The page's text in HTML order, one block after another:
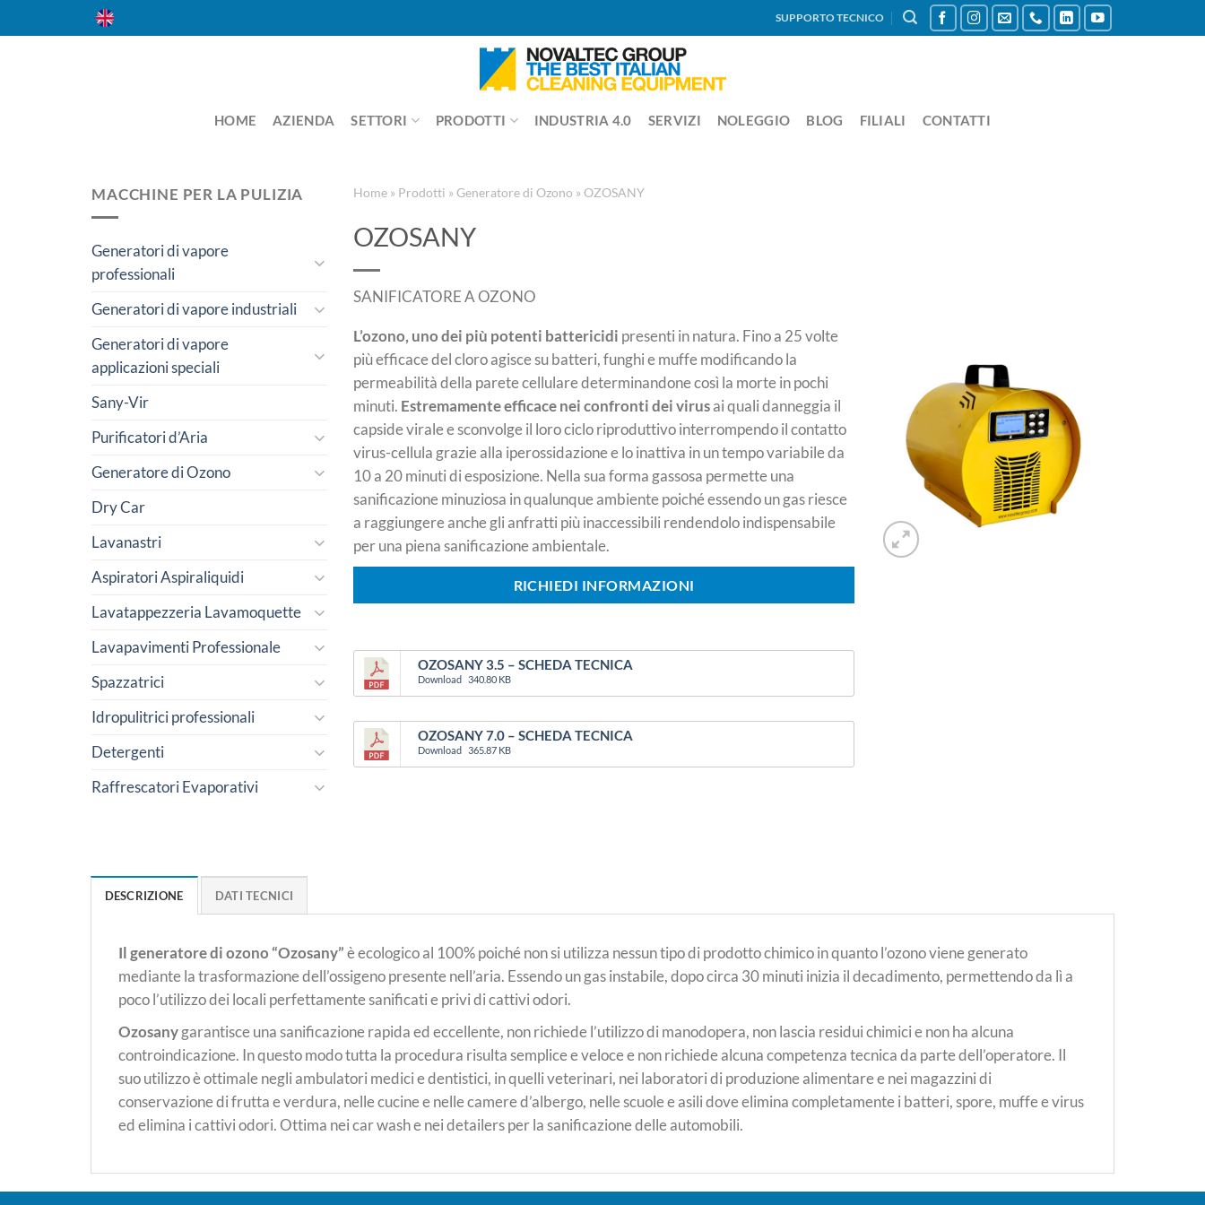
ai
SUPPORTO TECNICO
HOME AZIENDA SETTORI PRODOTTI INDUSTRIA 4.0 SERVIZI NOLEGGIO BLOG FILIALI CONTATTI
MACCHINE PER LA PULIZIA
Generatori di vapore
professionali
Generatori di vapore industriali
Generatori di vapore
applicazioni speciali
Sany-Vir
Purificatori d’Aria
Generatore di Ozono
Dry Car
Lavanastri
Aspiratori Aspiraliquidi
Lavatappezzeria Lavamoquette
Lavapavimenti Professionale
Spazzatrici
Idropulitrici professionali
Detergenti
Raffrescatori Evaporativi
Home » Prodotti »Generatore di Ozono »OZOSANY
OZOSANY
SANIFICATORE A OZONO
L’ozono, uno dei più potenti battericidi presenti in natura. Fino a 25 volte
più efficace del cloro agisce su batteri, funghi e muffe modificando la
permeabilità della parete cellulare determinandone così la morte in pochi
minuti. Estremamente efficace nei confronti dei virusai quali danneggia il
capside virale e sconvolge il loro ciclo riproduttivo interrompendo il contatto
virus-cellula grazie alla iperossidazione e lo inattiva in un tempo variabile da
10 a 20 minuti di esposizione. Nella sua forma gassosa permette una
sanificazione minuziosa in qualunque ambiente poiché essendo un gas riesce
a raggiungere anche gli anfratti più inaccessibili rendendolo indispensabile
per una piena sanificazione ambientale.
RICHIEDI INFORMAZIONI
OZOSANY 3.5 – SCHEDA TECNICA
Download 340.80 KB
OZOSANY 7.0 – SCHEDA TECNICA
Download 365.87 KB
DESCRIZIONE DATI TECNICI
Il generatore di ozono “Ozosany”è ecologico al 100% poiché non si utilizza nessun tipo di prodotto chimico in quanto l’ozono viene generato
mediante la trasformazione dell’ossigeno presente nell’aria. Essendo un gas instabile, dopo circa 30 minuti inizia il decadimento, permettendo da lì a
poco l’utilizzo dei locali perfettamente sanificati e privi di cattivi odori.
Ozosanygarantisce una sanificazione rapida ed eccellente, non richiede l’utilizzo di manodopera, non lascia residui chimici e non ha alcuna
controindicazione. In questo modo tutta la procedura risulta semplice e veloce e non richiede alcuna competenza tecnica da parte dell’operatore. Il
suo utilizzo è ottimale negli ambulatori medici e dentistici, in quelli veterinari, nei laboratori di produzione alimentare e nei magazzini di
conservazione di frutta e verdura, nelle cucine e nelle camere d’albergo, nelle scuole e asili dove elimina completamente i batteri, spore, muffe e virus
ed elimina i cattivi odori. Ottima nei car wash e nei detailers per la sanificazione delle automobili.